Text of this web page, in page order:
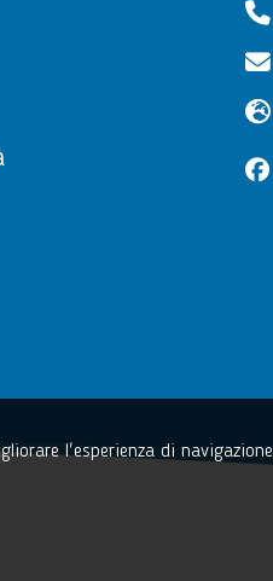
l'esperienza di